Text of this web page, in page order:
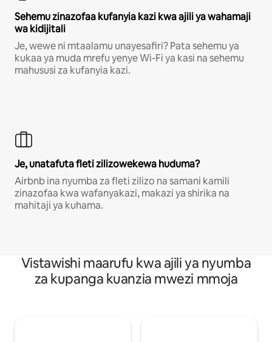
Sehemu zinazofaa kufanyia kazi kwa ajili ya wahamaji
wa kidijitali
Je, wewe ni mtaalamu unayesafiri? Pata sehemu ya
kukaa ya muda mrefu yenye Wi-Fi ya kasi na sehemu
mahususi za kufanyia kazi.
Je, unatafuta fleti zilizowekewa huduma?
Airbnb ina nyumba za fleti zilizo na samani kamili
zinazofaa kwa wafanyakazi, makazi ya shirika na
mahitaji ya kuhama.
Vistawishi maarufu kwa ajili ya nyumba
za kupanga kuanzia mwezi mmoja